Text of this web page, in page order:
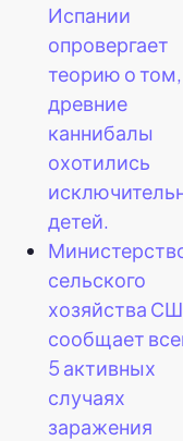
Испании
опровергает
теорию о том,
древние
каннибалы
охотились
детей.
сельского
хозяйства
сообщает
5 активных
случаях
заражения